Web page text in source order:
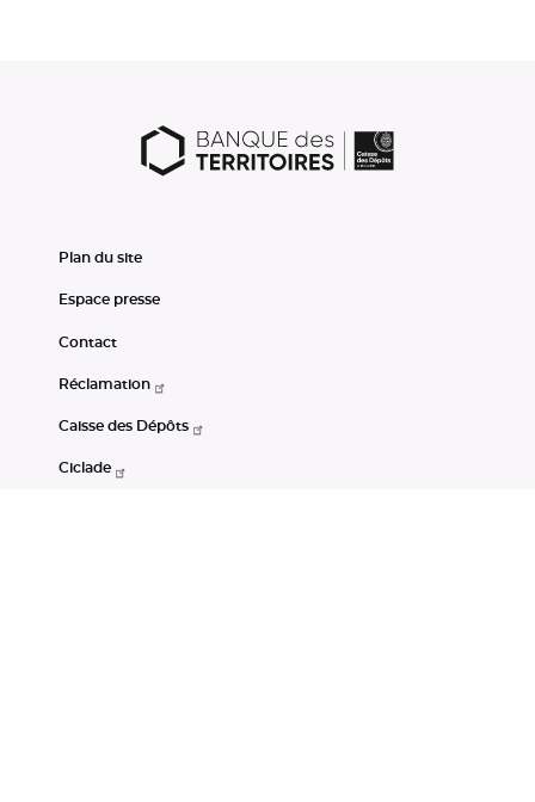
Plan du site
Espace presse
Contact
Réclamation
Caisse des Dépôts
Ciclade